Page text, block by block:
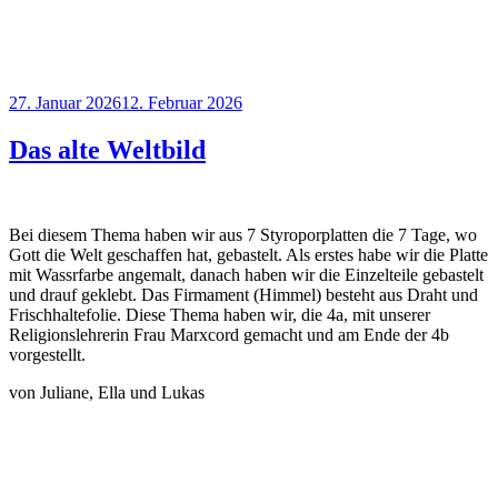
Veröffentlicht
27. Januar 202612. Februar 2026
Das alte Weltbild
Bei diesem Thema haben wir aus 7 Styroporplatten die 7 Tage, wo
Gott die Welt geschaffen hat, gebastelt. Als erstes habe wir die Platte
mit Wassrfarbe angemalt, danach haben wir die Einzelteile gebastelt
und drauf geklebt. Das Firmament (Himmel) besteht aus Draht und
Frischhaltefolie. Diese Thema haben wir, die 4a, mit unserer
Religionslehrerin Frau Marxcord gemacht und am Ende der 4b
vorgestellt.
von Juliane, Ella und Lukas